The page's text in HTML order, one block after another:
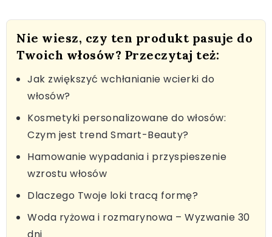
Nie wiesz, czy ten produkt pasuje do
Twoich włosów? Przeczytaj też:
Jak zwiększyć wchłanianie wcierki do
włosów?
Kosmetyki personalizowane do włosów:
Czym jest trend Smart-Beauty?
Hamowanie wypadania i przyspieszenie
wzrostu włosów
Dlaczego Twoje loki tracą formę?
Woda ryżowa i rozmarynowa – Wyzwanie 30
dni